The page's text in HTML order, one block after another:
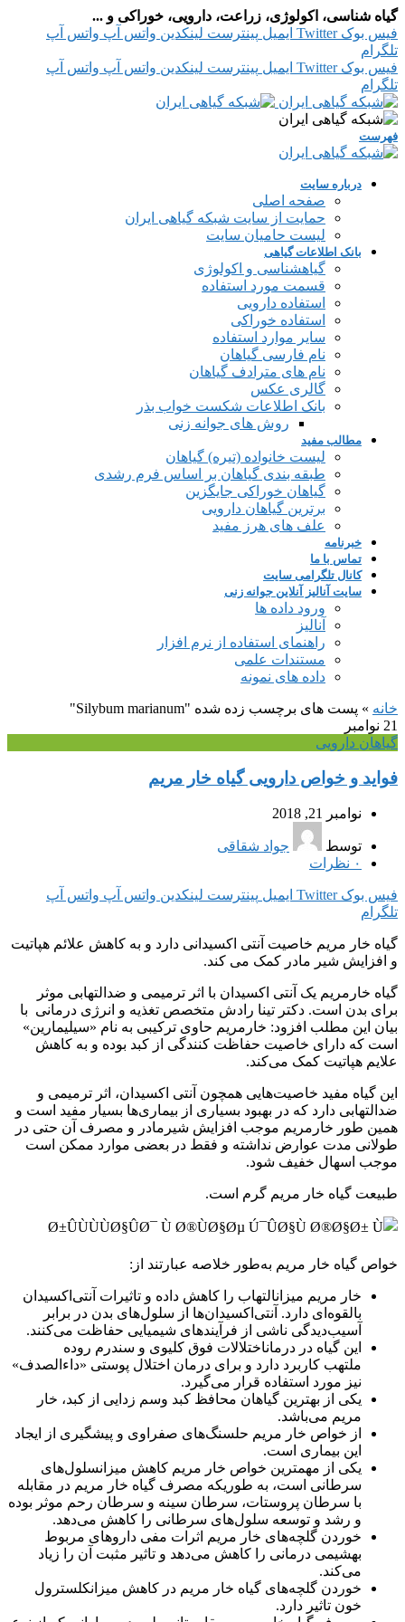
گیاه شناسی، اکولوژی، زراعت، دارویی، خوراکی و ...
فیس بوک Twitter ایمیل پینترست لینکدین واتس آپ واتس آپ
تلگرام
فیس بوک Twitter ایمیل پینترست لینکدین واتس آپ واتس آپ
تلگرام
فهرست
درباره سایت
صفحه اصلی
حمایت از سایت شبکه گیاهی ایران
لیست حامیان سایت
بانک اطلاعات گیاهی
گیاهشناسی و اکولوژی
قسمت مورد استفاده
استفاده دارویی
استفاده خوراکی
سایر موارد استفاده
نام فارسی گیاهان
نام های مترادف گیاهان
گالری عکس
بانک اطلاعات شکست خواب بذر
روش های جوانه زنی
مطالب مفید
لیست خانواده (تیره) گیاهان
طبقه بندی گیاهان بر اساس فرم رشدی
گیاهان خوراکی جایگزین
برترین گیاهان دارویی
علف های هرز مفید
خبرنامه
تماس با ما
کانال تلگرامی سایت
سایت آنالیز آنلاین جوانه زنی
ورود داده ها
آنالیز
راهنمای استفاده از نرم افزار
مستندات علمی
داده های نمونه
خانه » پست های برچسب زده شده "Silybum marianum"
21 نوامبر
گیاهان دارویی
فواید و خواص دارویی گیاه خار مریم
نوامبر 21, 2018
توسط
جواد شقاقی
۰ نظرات
فیس بوک Twitter ایمیل پینترست لینکدین واتس آپ واتس آپ
تلگرام
گیاه خار مریم خاصیت آنتی اکسیدانی دارد و به کاهش علائم هپاتیت
و افزایش شیر مادر کمک می کند.
گیاه خارمریم یک آنتی اکسیدان با اثر ترمیمی و ضدالتهابی موثر
برای بدن است. دکتر تینا رادش متخصص تغذیه و انرژی درمانی با
بیان این مطلب افزود: خارمریم حاوی ترکیبی به نام «سیلیمارین»
است که دارای خاصیت حفاظت کنندگی از کبد بوده و به کاهش
علایم هپاتیت کمک می‌کند.
این گیاه مفید خاصیت‌هایی همچون آنتی اکسیدان، اثر ترمیمی و
ضدالتهابی دارد که در بهبود بسیاری از بیماری‌ها بسیار مفید است و
همین طور خارمریم موجب افزایش شیرمادر و مصرف آن حتی در
طولانی مدت عوارض نداشته و فقط در بعضی موارد ممکن است
موجب اسهال خفیف شود.
طبیعت گیاه خار مریم گرم است.
خواص گیاه خار مریم به‌طور خلاصه عبارتند از:
خار مریم میزانالتهاب را کاهش داده و تاثیرات آنتی‌اکسیدان
بالقوه‌ای دارد. آنتی‌اکسیدان‌ها از سلول‌های بدن در برابر
آسیب‌دیدگی ناشی از فرآیندهای شیمیایی حفاظت می‌کنند.
این گیاه در درماناختلالات فوق کلیوی و سندرم روده
ملتهب کاربرد دارد و برای درمان اختلال پوستی «داءالصدف»
نیز مورد استفاده قرار می‌گیرد.
یکی از بهترین گیاهان محافظ کبد وسم زدایی از کبد، خار
مریم می‌باشد.
از خواص خار مریم حلسنگ‌های صفراوی و پیشگیری از ایجاد
این بیماری است.
یکی از مهمترین خواص خار مریم کاهش میزانسلول‌های
سرطانی است، به طوریکه مصرف گیاه خار مریم در مقابله
با سرطان پروستات، سرطان سینه و سرطان رحم موثر بوده
و رشد و توسعه سلول‌های سرطانی را کاهش می‌دهد.
خوردن گلچه‌های خار مریم اثرات مفی داروهای مربوط
بهشیمی درمانی را کاهش می‌دهد و تاثیر مثبت آن را زیاد
می‌کند.
خوردن گلچه‌های گیاه خار مریم در کاهش میزانکلسترول
خون تاثیر دارد.